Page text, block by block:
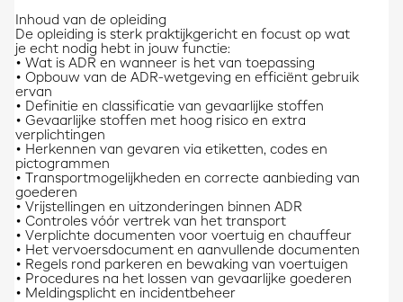
Inhoud van de opleiding
De opleiding is sterk praktijkgericht en focust op wat
je echt nodig hebt in jouw functie:
• Wat is ADR en wanneer is het van toepassing
• Opbouw van de ADR-wetgeving en efficiënt gebruik
ervan
• Definitie en classificatie van gevaarlijke stoffen
• Gevaarlijke stoffen met hoog risico en extra
verplichtingen
• Herkennen van gevaren via etiketten, codes en
pictogrammen
• Transportmogelijkheden en correcte aanbieding van
goederen
• Vrijstellingen en uitzonderingen binnen ADR
• Controles vóór vertrek van het transport
• Verplichte documenten voor voertuig en chauffeur
• Het vervoersdocument en aanvullende documenten
• Regels rond parkeren en bewaking van voertuigen
• Procedures na het lossen van gevaarlijke goederen
• Meldingsplicht en incidentbeheer